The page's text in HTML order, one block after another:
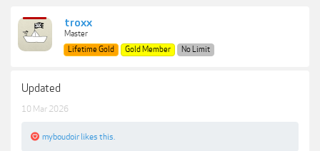
troxx
Master
Lifetime Gold
Gold Member No Limit
Updated
10 Mar 2026
myboudoir likes this.